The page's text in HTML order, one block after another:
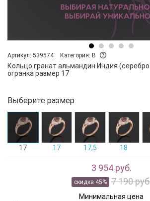
Артикул: 539574 Категория: B
Кольцо гранат альмандин Индия
огранка размер 17
Выберите размер:
17 17 17,5 18
3 954 руб.
скидка 45% 7 190
Минимальная цена